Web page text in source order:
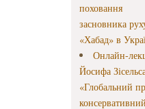
поховання
засновника
«Хабад» в
Онлайн-
Йосифа
«Глобальний
консервативний